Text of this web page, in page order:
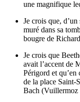
une magnifique
Je crois que,
muré dans sa
bougre de
Je crois que
avait l’accent de
Périgord et
de la place Saint-
Bach (Vuillermoz